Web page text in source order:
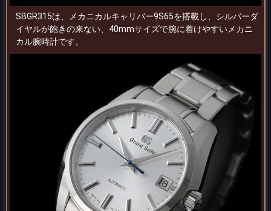
SBGR315は、メカニカルキャリバー9S65を搭載し、シルバーダ
イヤルが飽きの来ない、40mmサイズで腕に着けやすいメカニ
カル腕時計です。